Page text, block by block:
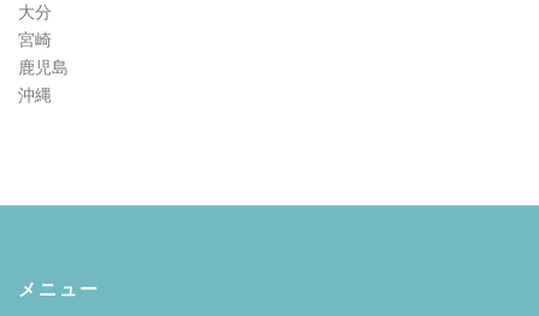
大分
宮崎
鹿児島
沖縄
メニュー